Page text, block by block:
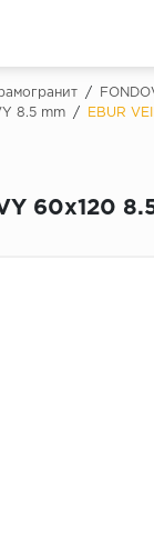
/
8.5 mm
/
EBUR
60x120